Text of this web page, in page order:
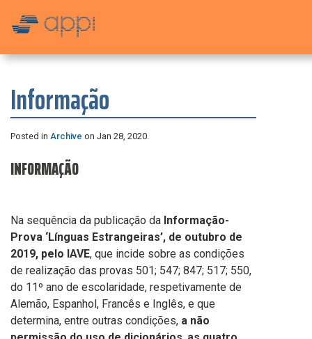
Informação
Posted in Archive on Jan 28, 2020.
INFORMAÇÃO
Na sequência da publicação da Informação-
Prova ‘Línguas Estrangeiras’, de outubro de
2019, pelo IAVE, que incide sobre as condições
de realização das provas 501; 547; 847; 517; 550,
do 11º ano de escolaridade, respetivamente de
Alemão, Espanhol, Francês e Inglês, e que
determina, entre outras condições, a não